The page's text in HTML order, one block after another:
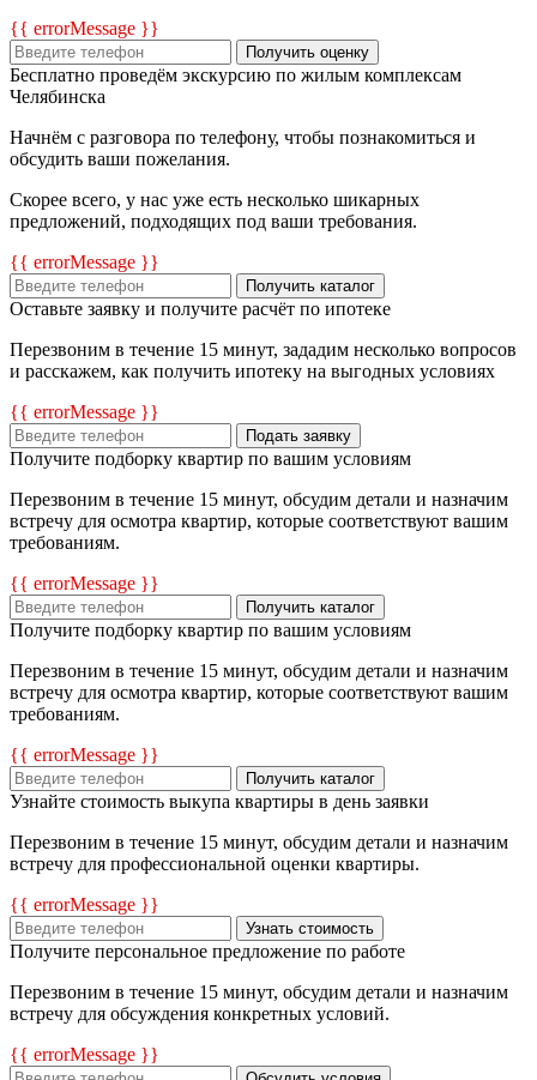
{{ errorMessage }}
Получить оценку
Бесплатно проведём экскурсию по жилым комплексам
Челябинска
Начнём с разговора по телефону, чтобы познакомиться и
обсудить ваши пожелания.
Скорее всего, у нас уже есть несколько шикарных
предложений, подходящих под ваши требования.
{{ errorMessage }}
Получить каталог
Оставьте заявку и получите расчёт по ипотеке
Перезвоним в течение 15 минут, зададим несколько вопросов
и расскажем, как получить ипотеку на выгодных условиях
{{ errorMessage }}
Подать заявку
Получите подборку квартир по вашим условиям
Перезвоним в течение 15 минут, обсудим детали и назначим
встречу для осмотра квартир, которые соответствуют вашим
требованиям.
{{ errorMessage }}
Получить каталог
Получите подборку квартир по вашим условиям
Перезвоним в течение 15 минут, обсудим детали и назначим
встречу для осмотра квартир, которые соответствуют вашим
требованиям.
{{ errorMessage }}
Получить каталог
Узнайте стоимость выкупа квартиры в день заявки
Перезвоним в течение 15 минут, обсудим детали и назначим
встречу для профессиональной оценки квартиры.
{{ errorMessage }}
Узнать стоимость
Получите персональное предложение по работе
Перезвоним в течение 15 минут, обсудим детали и назначим
встречу для обсуждения конкретных условий.
{{ errorMessage }}